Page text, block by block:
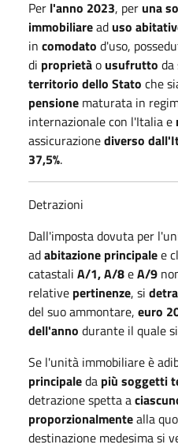
Per l'anno 2023, per una
immobiliaread uso
in comodato d'uso,
di proprietào usufrutto
territorio dello Stato che
pensione maturata in
internazionale con l'Italia e
assicurazionediverso
37,5%.
Detrazioni
Dall'imposta dovuta per
adabitazione principalee
catastali A/1, A/8eA/9
relative pertinenze, si
del suo ammontare, euro
dell'anno durante il quale
Se l'unità immobiliare è
principaleda più soggetti
detrazione spetta a
proporzionalmentealla
destinazione medesima si